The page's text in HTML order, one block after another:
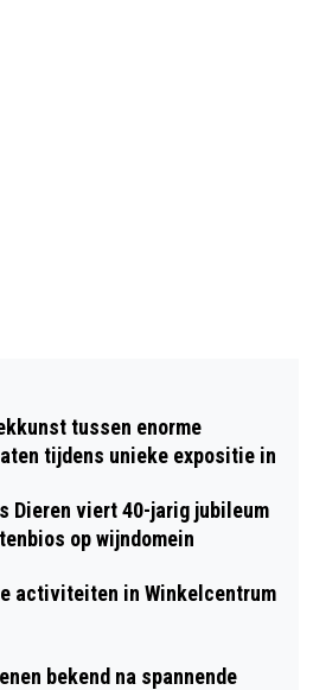
GAAT WEER
HET ZWAAR MAAR
AAN
tussen enorme
tijdens unieke expositie in
Dieren viert 40-jarig jubileum
op wijndomein
activiteiten in Winkelcentrum
bekend na spannende